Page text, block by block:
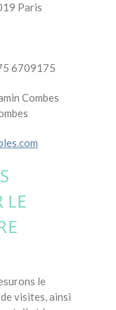
Paris
6709175
Combes
LE
le
visites, ainsi